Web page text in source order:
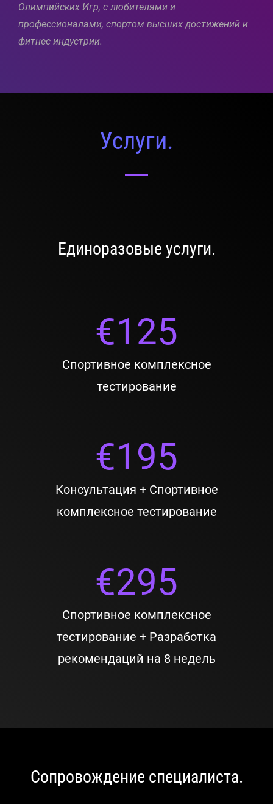
Олимпийских Игр, с любителями и
профессионалами, спортом высших достижений и
фитнес индустрии.
Услуги.
Единоразовые услуги.
€125
Спортивное комплексное
тестирование
€195
Консультация + Спортивное
комплексное тестирование
€295
Спортивное комплексное
тестирование + Разработка
рекомендаций на 8 недель
Сопровождение специалиста.